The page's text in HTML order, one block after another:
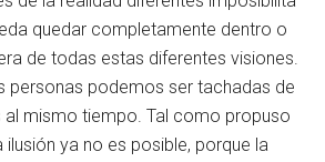
quedar completamente dentro o
de todas estas diferentes visiones.
personas podemos ser tachadas de
al mismo tiempo. Tal como propuso
ilusión ya no es posible, porque la